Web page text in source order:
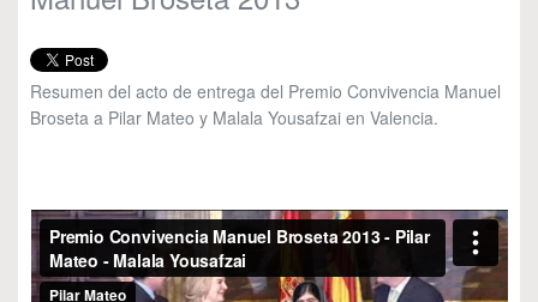
Resumen del acto de entrega del Premio Convivencia Manuel
Broseta a Pilar Mateo y Malala Yousafzai en Valencia.